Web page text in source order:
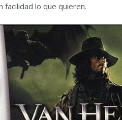
facilidad lo que quieren.